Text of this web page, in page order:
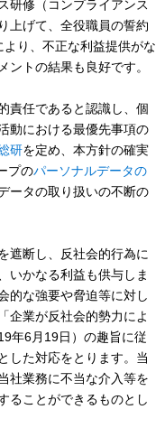
研修（コンプライアンス
上げて、全役職員の誓約
り、不正な利益提供がな
ントの結果も良好です。
責任であると認識し、個
動における最優先事項の
研を定め、本方針の確実
プのパーソナルデータの
ータの取り扱いの不断の
遮断し、反社会的行為に
いかなる利益も供与しま
的な強要や脅迫等に対し
企業が反社会的勢力によ
年6月19日）の趣旨に従
した対応をとります。当
社業務に不当な介入等を
ることができるものとし